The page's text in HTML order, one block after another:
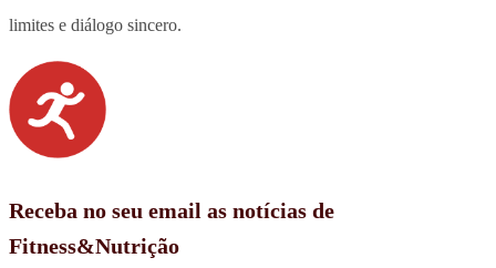
limites e diálogo sincero.
Receba no seu email as notícias de
Fitness&Nutrição